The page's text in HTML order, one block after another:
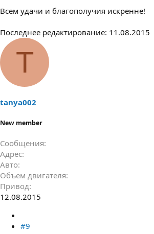
Всем удачи и благополучия искренне!
Последнее редактирование: 11.08.2015
T
tanya002
New member
Сообщения
Адрес
Авто
Объем двигателя
Привод
12.08.2015
#9